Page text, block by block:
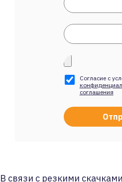
Согласие с
соглашения
В связи с резкими